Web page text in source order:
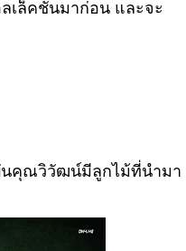
เล็คชั่นมาก่อน และจะ
นคุณวิวัฒน์มีลูกไม้ที่นำมา